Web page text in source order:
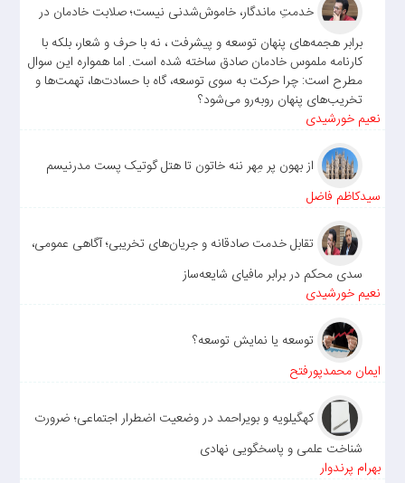
خدمتِ ماندگار، خاموش‌شدنی نیست؛ صلابت خادمان در
برابر هجمه‌های پنهان توسعه و پیشرفت ، نه با حرف و شعار، بلکه با
کارنامه ملموس خادمان صادق ساخته شده است. اما همواره این سوال
مطرح است: چرا حرکت به سوی توسعه، گاه با حسادت‌ها، تهمت‌ها و
تخریب‌های پنهان روبه‌رو می‌شود؟
نعیم خورشیدی
از بهون پر مِهر ننه خاتون تا هتل گوتیک پست مدرنیسم
سیدکاظم فاضل
تقابل خدمت صادقانه و جریان‌های تخریبی؛ آگاهی عمومی،
سدی محکم در برابر مافیای شایعه‌ساز
نعیم خورشیدی
توسعه یا نمایش توسعه؟
ایمان محمدپورفتح
کهگیلویه و بویراحمد در وضعیت اضطرار اجتماعی؛ ضرورت
شناخت علمی و پاسخگویی نهادی
بهرام پرندوار